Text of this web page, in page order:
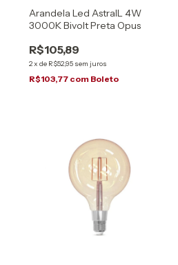
Arandela Led AstralL 4W
3000K Bivolt Preta Opus
R$105,89
2x de R$52,95 sem juros
R$103,77 com Boleto